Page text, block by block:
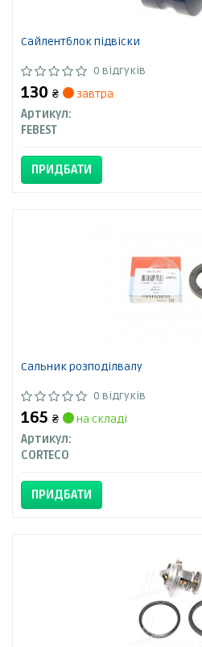
Сайлентблок підвіски
0 відгуків
130 ₴
завтра
Артикул:
FEBEST
ПРИДБАТИ
Сальник розподілвалу
0 відгуків
165 ₴
на складі
Артикул:
CORTECO
ПРИДБАТИ